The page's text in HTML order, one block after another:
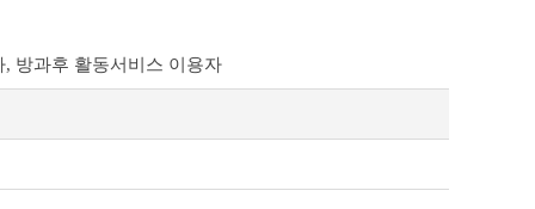
방과후 활동서비스 이용자